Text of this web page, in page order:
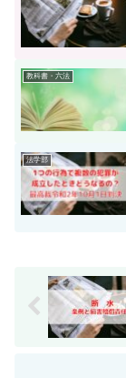
教科書・六法
法学部